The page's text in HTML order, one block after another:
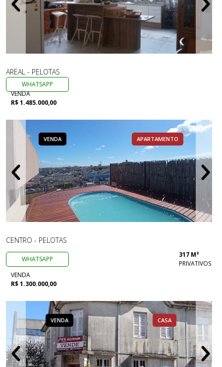
AREAL - PELOTAS
WHATSAPP
VENDA
R$ 1.485.000,00
VENDA APARTAMENTO
CENTRO - PELOTAS
WHATSAPP
317 M²
PRIVATIVOS
VENDA
R$ 1.300.000,00
VENDA CASA